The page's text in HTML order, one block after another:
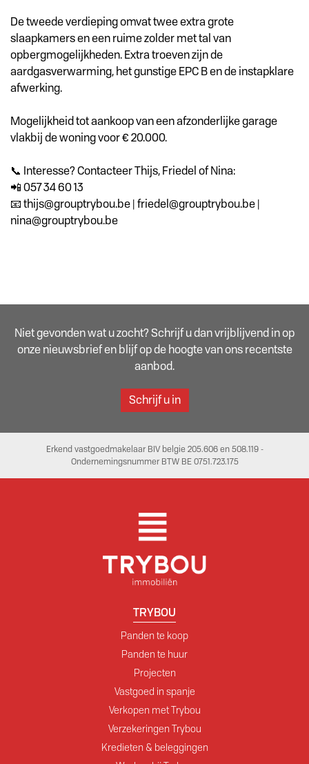
De tweede verdieping omvat twee extra grote
slaapkamers en een ruime zolder met tal van
opbergmogelijkheden. Extra troeven zijn de
aardgasverwarming, het gunstige EPC B en de instapklare
afwerking.
Mogelijkheid tot aankoop van een afzonderlijke garage
vlakbij de woning voor € 20.000.
📞 Interesse? Contacteer Thijs, Friedel of Nina:
📲 057 34 60 13
📧 thijs@grouptrybou.be | friedel@grouptrybou.be |
nina@grouptrybou.be
Niet gevonden wat u zocht? Schrijf u dan vrijblijvend in op
onze nieuwsbrief en blijf op de hoogte van ons recentste
aanbod.
Schrijf u in
Erkend vastgoedmakelaar BIV belgie 205.606 en 508.119 -
Ondernemingsnummer BTW BE 0751.723.175
TRYBOU
Panden te koop
Panden te huur
Projecten
Vastgoed in spanje
Verkopen met Trybou
Verzekeringen Trybou
Kredieten & beleggingen